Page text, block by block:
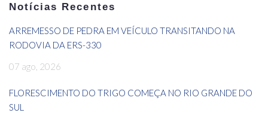
Notícias Recentes
ARREMESSO DE PEDRA EM VEÍCULO TRANSITANDO NA
RODOVIA DA ERS-330
07 ago, 2026
FLORESCIMENTO DO TRIGO COMEÇA NO RIO GRANDE DO
SUL